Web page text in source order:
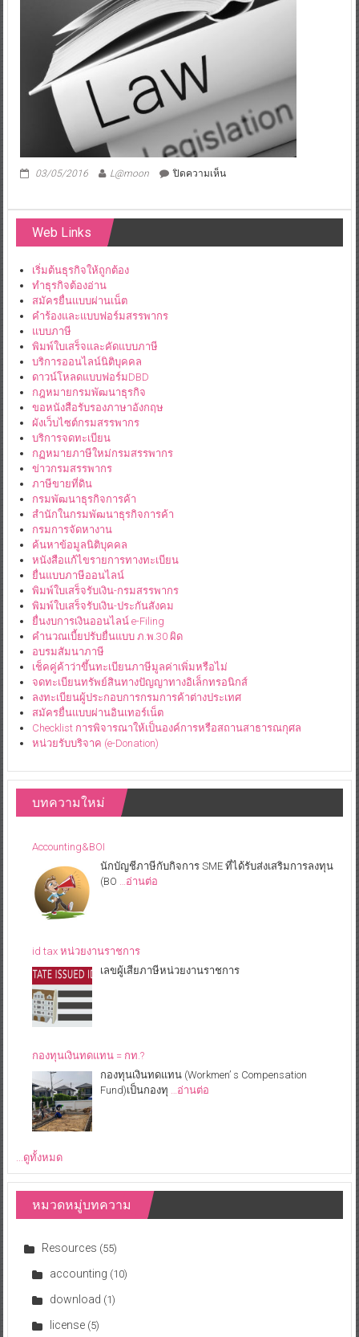
ปรับ
03/05/2016 L@moon ปิดความเห็นบน
Web Links
เริ่มต้นธุรกิจให้ถูกต้อง
ทำธุรกิจต้องอ่าน
สมัครยื่นแบบผ่านเน็ต
คำร้องและแบบฟอร์มสรรพากร
แบบภาษี
พิมพ์ใบเสร็จและคัดแบบภาษี
บริการออนไลน์นิติบุคคล
ดาวน์โหลดแบบฟอร์มDBD
กฎหมายกรมพัฒนาธุรกิจ
ขอหนังสือรับรองภาษาอังกฤษ
ผังเว็บไซต์กรมสรรพากร
บริการจดทะเบียน
กฏหมายภาษีใหม่กรมสรรพากร
ข่าวกรมสรรพากร
ภาษีขายที่ดิน
กรมพัฒนาธุรกิจการค้า
สำนักในกรมพัฒนาธุรกิจการค้า
กรมการจัดหางาน
ค้นหาข้อมูลนิติบุคคล
หนังสือแก้ไขรายการทางทะเบียน
ยื่นแบบภาษีออนไลน์
พิมพ์ใบเสร็จรับเงิน-กรมสรรพากร
พิมพ์ใบเสร็จรับเงิน-ประกันสังคม
ยื่นงบการเงินออนไลน์ e-Filing
คำนวณเบี้ยปรับยื่นแบบ ภ.พ.30 ผิด
อบรมสัมนาภาษี
เช็คคู่ค้าว่าขึ้นทะเบียนภาษีมูลค่าเพิ่มหรือไม่
จดทะเบียนทรัพย์สินทางปัญญาทางอิเล็กทรอนิกส์
ลงทะเบียนผู้ประกอบการกรมการค้าต่างประเทศ
สมัครยื่นแบบผ่านอินเทอร์เน็ต
Checklist การพิจารณาให้เป็นองค์การหรือสถานสาธารณกุศล
หน่วยรับบริจาค (e-Donation)
บทความใหม่
Accounting&BOI
นักบัญชีภาษีกับกิจการ SME ที่ได้รับส่งเสริมการลงทุน
(BO
…อ่านต่อ
id tax หน่วยงานราชการ
เลขผู้เสียภาษีหน่วยงานราชการ
กองทุนเงินทดแทน = กท.?
กองทุนเงินทดแทน (Workmen’ s Compensation
Fund)เป็นกองทุ
…อ่านต่อ
...ดูทั้งหมด
หมวดหมู่บทความ
Resources (55)
accounting (10)
download (1)
license(5)